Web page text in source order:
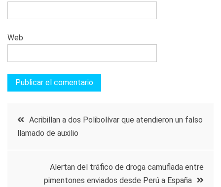
Web
Navegación
entradas
Acribillan a dos Polibolívar que atendieron un falso
llamado de auxilio
Alertan del tráfico de droga camuflada entre
pimentones enviados desde Perú a España